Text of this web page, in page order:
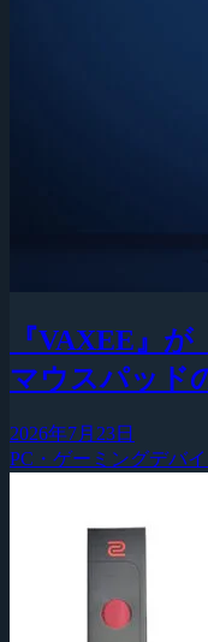
『VAXEE』
マウスパッド
2026年7月23日
PC・ゲーミングデバイ